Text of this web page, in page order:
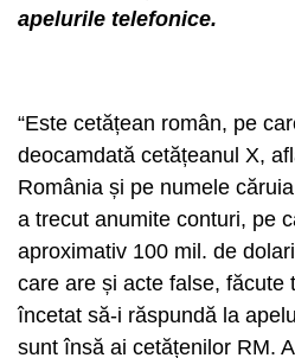
apelurile telefonice.
“Este cetățean român, pe
deocamdată cetățeanul X,
România și pe numele
a trecut anumite conturi, pe
aproximativ 100 mil. de
care are și acte false, făcute
încetat să-i răspundă la
sunt însă ai cetățenilor RM.